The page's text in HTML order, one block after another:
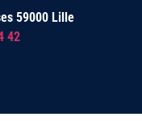
59000 Lille
42